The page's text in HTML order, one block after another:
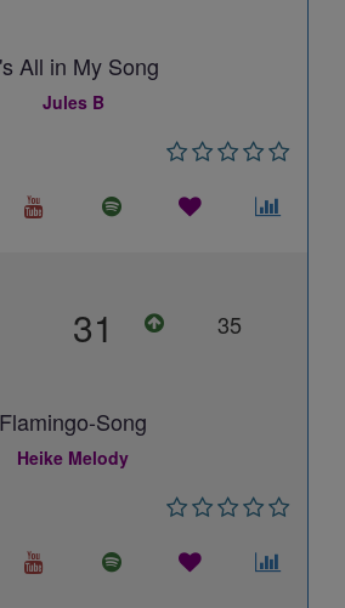
All in My Song
Jules B
31 35
Flamingo-Song
Heike Melody